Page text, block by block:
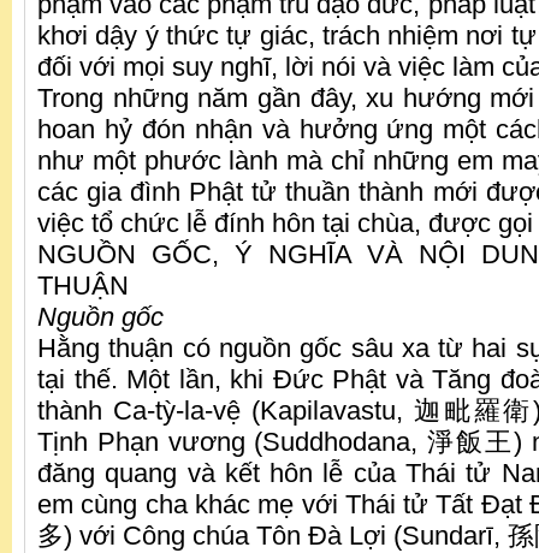
khơi dậy ý thức tự giác, trách nhiệm nơi
đối với mọi suy nghĩ, lời nói và việc làm
Trong những năm gần đây, xu hướng
hoan hỷ đón nhận và hưởng ứng một
như một phước lành mà chỉ những em
các gia đình Phật tử thuần thành mới
việc tổ chức lễ đính hôn tại chùa, được
NGUỒN GỐC, Ý NGHĨA VÀ NỘI
THUẬN
Nguồn gốc
Hằng thuận có nguồn gốc sâu xa từ hai
tại thế. Một lần, khi Đức Phật và Tăng
thành Ca-tỳ-la-vệ (Kapilavastu, 迦毗羅
Tịnh Phạn vương (Suddhodana, 淨飯王)
đăng quang và kết hôn lễ của Thái tử
em cùng cha khác mẹ với Thái tử Tất Đạt
多) với Công chúa Tôn Đà Lợi (Sundarī,